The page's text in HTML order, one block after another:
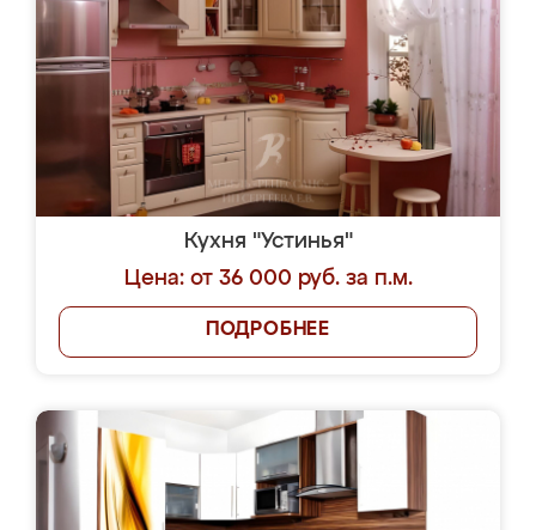
Кухня "Устинья"
Цена: от 36 000 руб. за п.м.
ПОДРОБНЕЕ